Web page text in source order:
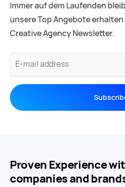
Immer auf dem Laufenden
unsere Top Angebote erhalten
Creative Agency Newsletter.
E-
address
Proven Experience
companies and